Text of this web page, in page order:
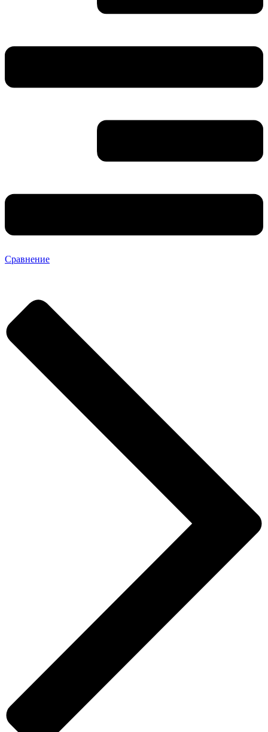
Сравнение